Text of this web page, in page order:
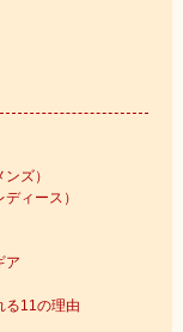
ズ）
ィース）
ア
る11の理由